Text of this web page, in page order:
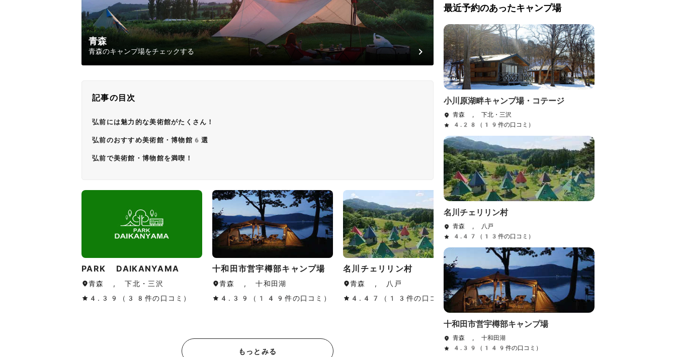
青森
青森のキャンプ場をチェックする
記事の目次
弘前には魅力的な美術館がたくさん！
弘前のおすすめ美術館・博物館6選
弘前で美術館・博物館を満喫！
PARK DAIKANYAMA
青森 , 下北・三沢
4.39（38件の口コミ）
十和田市営宇樽部キャンプ場
青森 , 十和田湖
4.39（149件の口コミ）
名川チェリリン村
青森 , 八戸
4.47（13件の口コミ）
小川原湖畔キャンプ場・コテ
ージ
青森 , 下北・三沢
4.28（19件の口コミ）
もっとみる
最近予約のあったキャンプ場
小川原湖畔キャンプ場・コテージ
青森 , 下北・三沢
4.28（19件の口コミ）
名川チェリリン村
青森 , 八戸
4.47（13件の口コミ）
十和田市営宇樽部キャンプ場
青森 , 十和田湖
4.39（149件の口コミ）